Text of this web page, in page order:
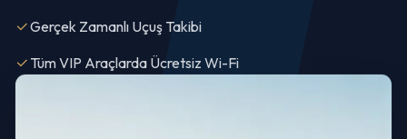
Gerçek Zamanlı Uçuş Takibi
Tüm VIP Araçlarda Ücretsiz Wi-Fi